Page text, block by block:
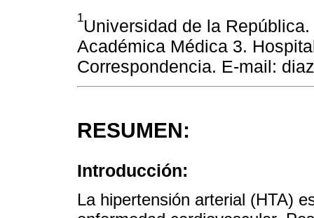
1Universidad de la
Académica Médica 3.
Correspondencia. E-mail:
RESUMEN:
Introducción:
La hipertensión arterial (HTA)